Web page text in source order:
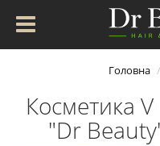
Головна
Косметика
"Dr